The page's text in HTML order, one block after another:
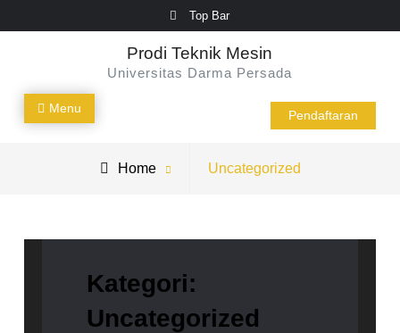
to
Top Bar
Prodi Teknik Mesin
Universitas Darma Persada
Menu Pendaftaran
Home
Archive
Uncategorized
Kategori:
Uncategorized